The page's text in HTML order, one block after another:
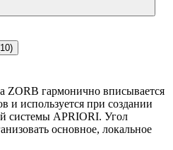
ZORB гармонично вписывается
и используется при создании
системы APRIORI. Угол
основное, локальное